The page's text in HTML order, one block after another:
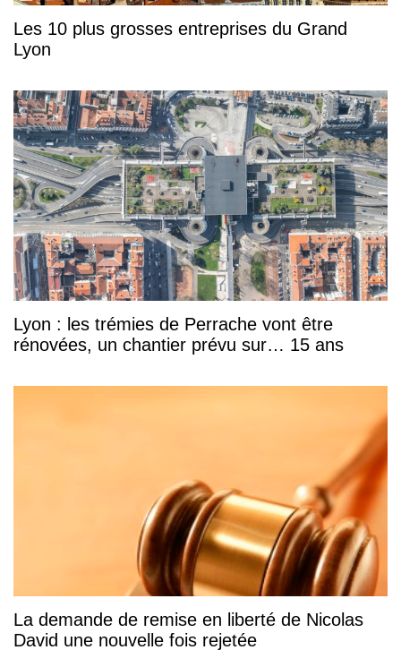
Les 10 plus grosses entreprises du Grand
Lyon
Lyon : les trémies de Perrache vont être
rénovées, un chantier prévu sur… 15 ans
La demande de remise en liberté de Nicolas
David une nouvelle fois rejetée